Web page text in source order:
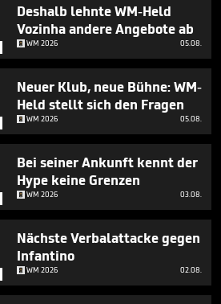
Deshalb lehnte WM-Held
Vozinha andere Angebote ab
WM 2026 05.08.
Neuer Klub, neue Bühne: WM-
Held stellt sich den Fragen
WM 2026 05.08.
Bei seiner Ankunft kennt der
Hype keine Grenzen
WM 2026 03.08.
Nächste Verbalattacke gegen
Infantino
WM 2026 02.08.